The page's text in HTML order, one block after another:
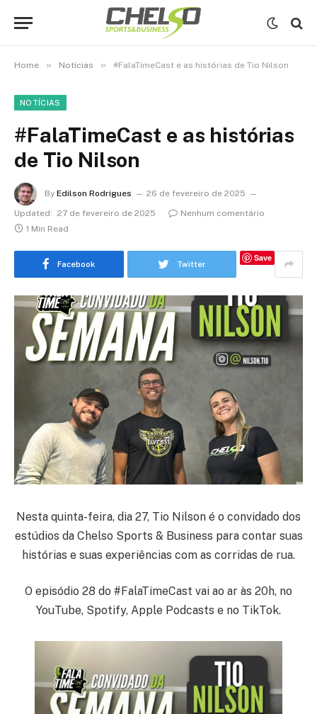
Home » Notícias » #FalaTimeCast e as histórias de Tio Nilson
NOTÍCIAS
#FalaTimeCast e as histórias
de Tio Nilson
By Edilson Rodrigues
26 de fevereiro de 2025
Updated: 27 de fevereiro de 2025
Nenhum comentário
1 Min Read
Facebook Twitter
Save
Nesta quinta-feira, dia 27, Tio Nilson é o convidado dos
estúdios da Chelso Sports & Business para contar suas
histórias e suas experiências com as corridas de rua.
O episódio 28 do #FalaTimeCast vai ao ar às 20h, no
YouTube, Spotify, Apple Podcasts e no TikTok.